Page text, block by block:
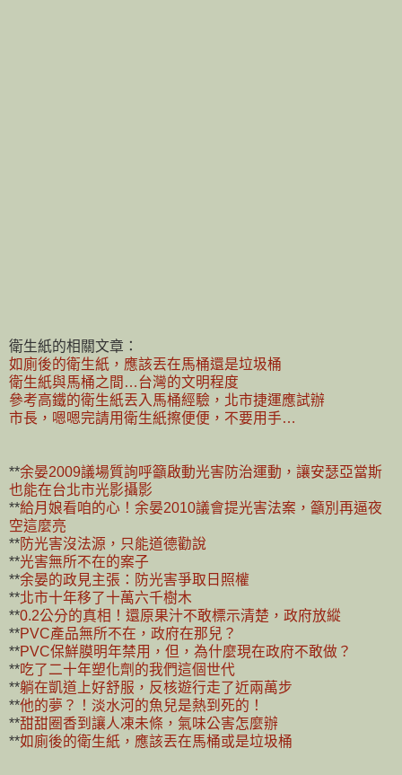
衛生紙的相關文章：
如廁後的衛生紙，應該丟在馬桶還是垃圾桶
衛生紙與馬桶之間…台灣的文明程度
參考高鐵的衛生紙丟入馬桶經驗，北市捷運應試辦
市長，嗯嗯完請用衛生紙擦便便，不要用手…
**余晏2009議場質詢呼籲啟動光害防治運動，讓安瑟亞當斯
也能在台北市光影攝影
**給月娘看咱的心！余晏2010議會提光害法案，籲別再逼夜
空這麼亮
**防光害沒法源，只能道德勸說
**光害無所不在的案子
**余晏的政見主張：防光害爭取日照權
**北市十年移了十萬六千樹木
**0.2公分的真相！還原果汁不敢標示清楚，政府放縱
**PVC產品無所不在，政府在那兒？
**PVC保鮮膜明年禁用，但，為什麼現在政府不敢做？
**吃了二十年塑化劑的我們這個世代
**躺在凱道上好舒服，反核遊行走了近兩萬步
**他的夢？！淡水河的魚兒是熱到死的！
**甜甜圈香到讓人凍未條，氣味公害怎麼辦
**如廁後的衛生紙，應該丟在馬桶或是垃圾桶